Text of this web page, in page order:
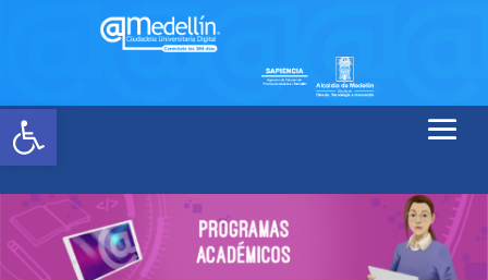
Abrir barra de herramientas